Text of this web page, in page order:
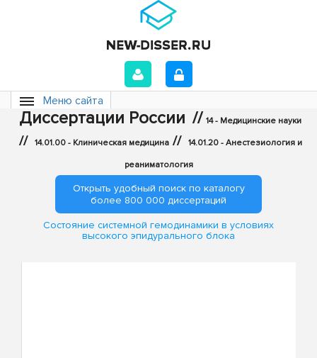
Меню сайта
Диссертации России // 14 - Медицинские науки
// 14.01.00 - Клиническая медицина // 14.01.20 - Анестезиология и
реаниматология
Открыть удобный поиск по каталогу
более 800 000 диссертаций
Состояние системной гемодинамики в условиях
высокого эпидурального блока